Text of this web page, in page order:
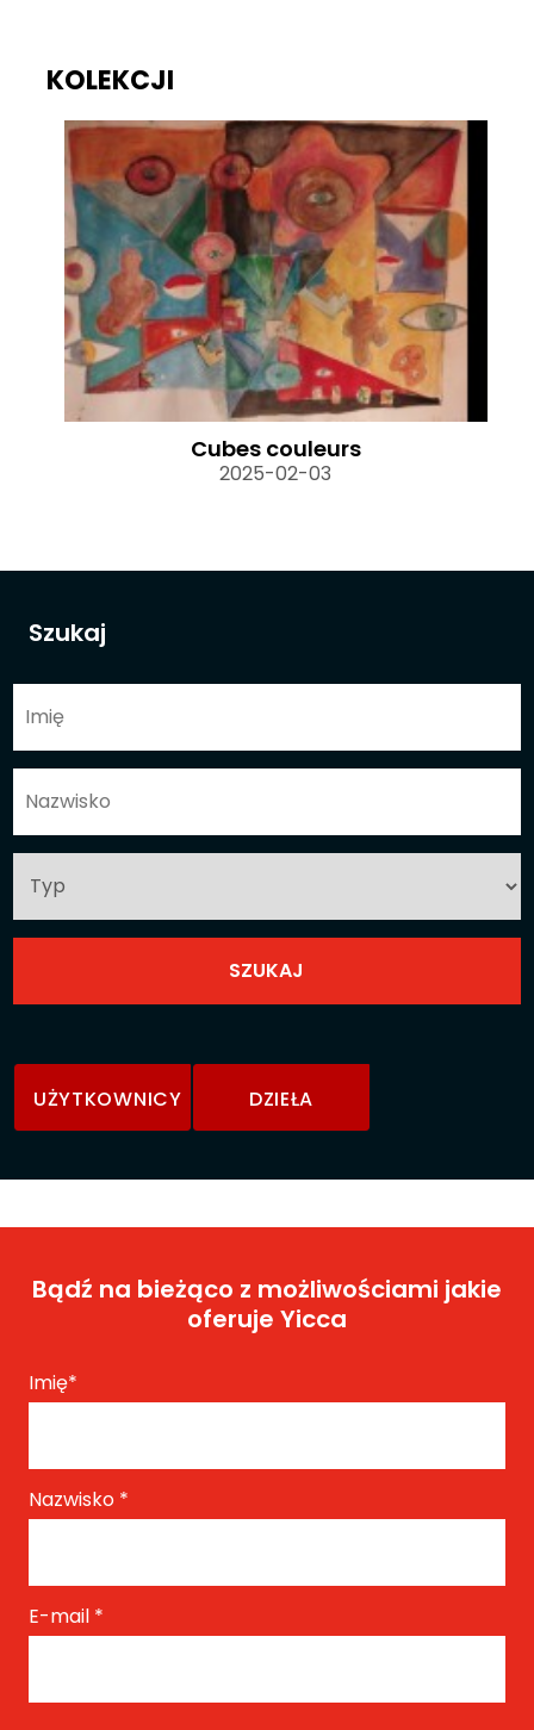
Szukaj
UŻYTKOWNICY DZIEŁA
KOLEKCJI
Cubes couleurs
2025-02-03
Bądź na bieżąco z możliwościami jakie
oferuje Yicca
Imię*
Nazwisko *
E-mail *